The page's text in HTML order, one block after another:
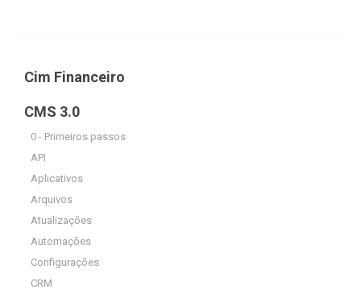
Cim Financeiro
CMS 3.0
0 - Primeiros passos
API
Aplicativos
Arquivos
Atualizações
Automações
Configurações
CRM